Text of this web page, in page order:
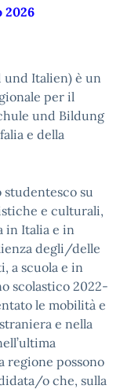
2026
und Italien) è un
per il
und Bildung
e della
su
e culturali,
in Italia e in
degli/delle
a scuola e in
scolastico 2022-
le mobilità e
e nella
regione possono
o che, sulla